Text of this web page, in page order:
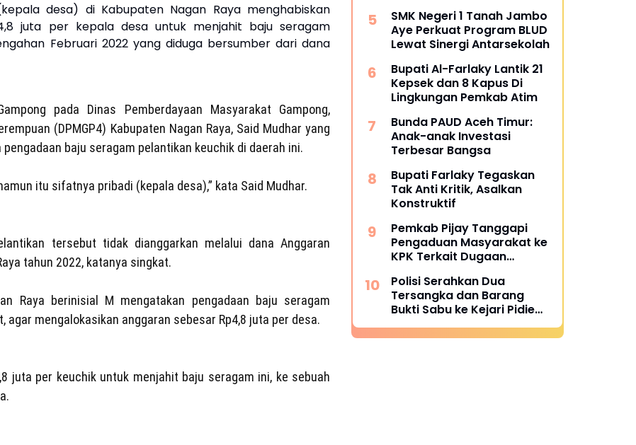
desa) di Kabupaten Nagan Raya menghabiskan
juta per kepala desa untuk menjahit baju seragam
Februari 2022 yang diduga bersumber dari dana
pada Dinas Pemberdayaan Masyarakat Gampong,
(DPMGP4) Kabupaten Nagan Raya, Said Mudhar yang
baju seragam pelantikan keuchik di daerah ini.
itu sifatnya pribadi (kepala desa),” kata Said Mudhar.
tersebut tidak dianggarkan melalui dana Anggaran
tahun 2022, katanya singkat.
Raya berinisial M mengatakan pengadaan baju seragam
mengalokasikan anggaran sebesar Rp4,8 juta per desa.
juta per keuchik untuk menjahit baju seragam ini, ke sebuah
SMK Negeri 1 Tanah Jambo
Aye Perkuat Program BLUD
Lewat Sinergi Antarsekolah
Bupati Al-Farlaky Lantik 21
Kepsek dan 8 Kapus Di
Lingkungan Pemkab Atim
Bunda PAUD Aceh Timur:
Anak-anak Investasi
Terbesar Bangsa
Bupati Farlaky Tegaskan
Tak Anti Kritik, Asalkan
Konstruktif
Pemkab Pijay Tanggapi
Pengaduan Masyarakat ke
KPK Terkait Dugaan
Persen
Polisi Serahkan Dua
Tersangka dan Barang
Bukti Sabu ke Kejari Pidie
Jaya